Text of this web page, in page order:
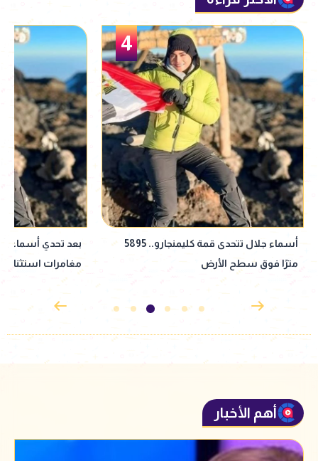
5
بعد تحدي أسماء جلال.. فنانون خاضوا
مغامرات استثنائية
أحمد السعدني
زوجته الأولى أمل
أهم الأخبار